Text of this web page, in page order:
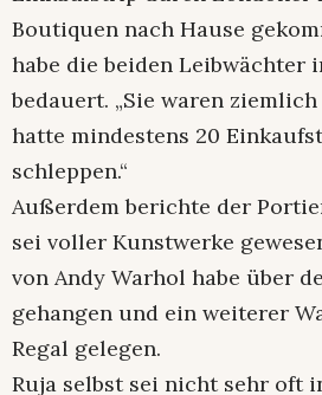
Boutiquen nach Hause
habe die beiden Leibwächter
bedauert. „Sie waren
hatte mindestens 20
schleppen.“
Außerdem berichte der
sei voller Kunstwerke
von Andy Warhol habe über
gehangen und ein weiterer
Regal gelegen.
Ruja selbst sei nicht sehr oft